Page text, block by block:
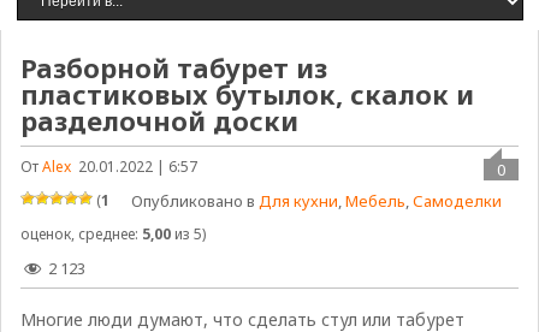
Разборной табурет из
пластиковых бутылок, скалок и
разделочной доски
ОтAlex 20.01.2022 | 6:57
0
Опубликовано вДля кухни,Мебель,Самоделки
(1
оценок, среднее: 5,00из 5)
2 123
Многие люди думают, что сделать стул или табурет